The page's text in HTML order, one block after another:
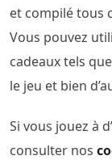
et compilé tous
Vous pouvez
cadeaux tels
le jeu et bien
Si vous jouez à
consulter nos